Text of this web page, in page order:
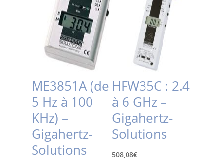
ME3851A (de
5 Hz à 100
KHz) –
Gigahertz-
Solutions
HFW35C : 2.4
à 6 GHz –
Gigahertz-
Solutions
508,08€